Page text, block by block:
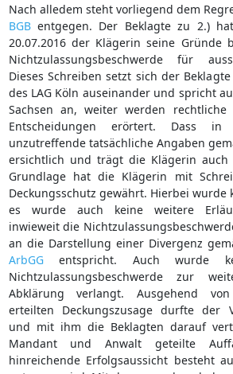
Nach alledem steht vorliegend dem
BGBentgegen. Der Beklagte zu 2.)
20.07.2016 der Klägerin seine Gründe
Nichtzulassungsbeschwerde für
Dieses Schreiben setzt sich der
des LAG Köln auseinander und spricht
Sachsen an, weiter werden
Entscheidungen erörtert. Dass in
unzutreffende tatsächliche Angaben
ersichtlich und trägt die Klägerin
Grundlage hat die Klägerin mit
Deckungsschutz gewährt. Hierbei wurde
es wurde auch keine weitere
inwieweit die
an die Darstellung einer Divergenz
ArbGGentspricht. Auch wurde
Nichtzulassungsbeschwerde zur
Abklärung verlangt. Ausgehend
erteilten Deckungszusage durfte der
und mit ihm die Beklagten darauf
Mandant und Anwalt geteilte
hinreichende Erfolgsaussicht besteht